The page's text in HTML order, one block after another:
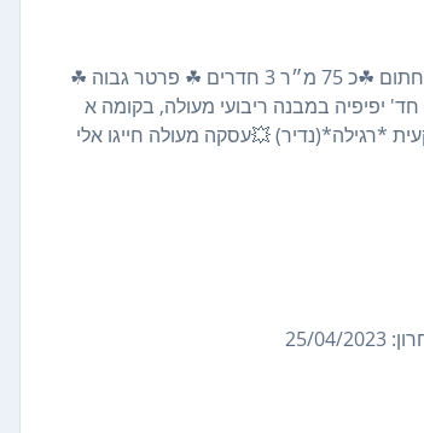
חדשה בבלעדיות חתומה 🍒 ברחוב רמברנט המבוקש💥 בבניין לפני פינוי בינוי חתום ☘כ 75 מ״ר 3 חדרים ☘ פרטר גבוה ☘
עורפית שקטה וטובלת בירוק ☘מקבלים שכירות בזמן הבניה 🌹 תתקבל דירת 3 חד' יפיפיה במבנה ריבועי מעולה, בקומה א
תת קרקעית *רגילה*(נדיר) 💥עסקה מעולה חייגו אלי
2023